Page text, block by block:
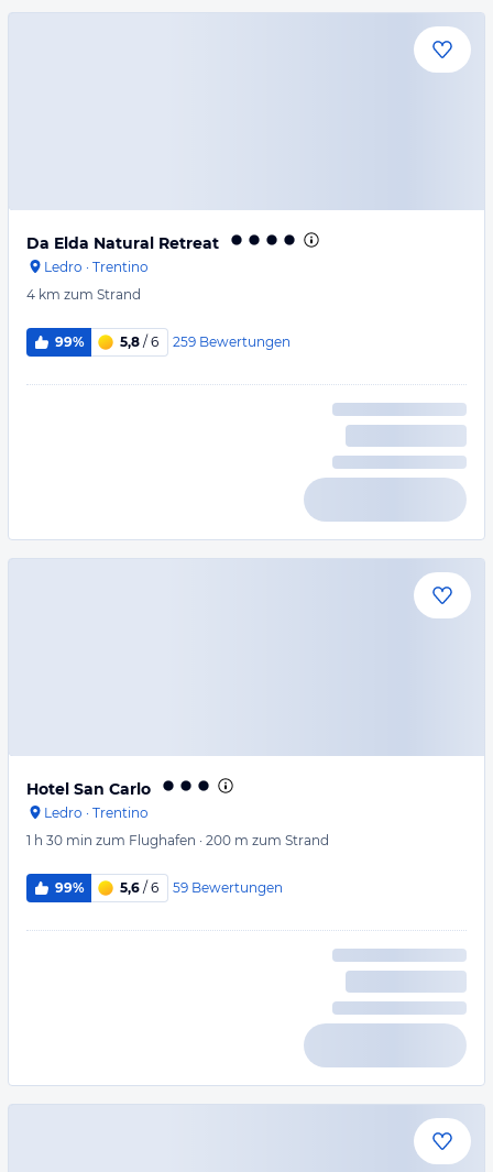
Da Elda Natural Retreat
Ledro · Trentino
4 km zum Strand
99% 5,8 / 6 259 Bewertungen
Hotel San Carlo
Ledro · Trentino
1 h 30 min zum Flughafen · 200 m zum Strand
99% 5,6 / 6 59 Bewertungen